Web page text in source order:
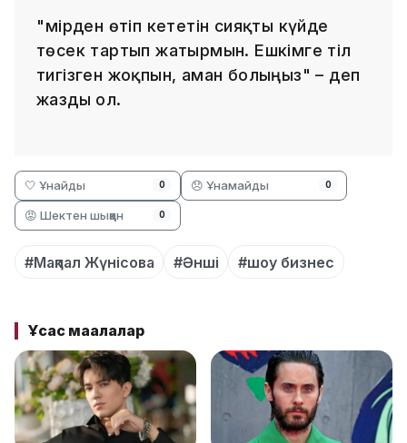
"Өмірден өтіп кететін сияқты күйде
төсек тартып жатырмын. Ешкімге тіл
тигізген жоқпын, аман болыңыз" – деп
жазды ол.
🤍 Ұнайды 0 😞 Ұнамайды 0
😡 Шектен шыққан 0
#Мақпал Жүнісова #Әнші #шоу бизнес
Ұқсас мақалалар